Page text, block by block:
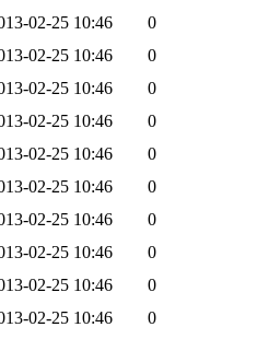
02-25 10:46
0
02-25 10:46
0
02-25 10:46
0
02-25 10:46
0
02-25 10:46
0
02-25 10:46
0
02-25 10:46
0
02-25 10:46
0
02-25 10:46
0
02-25 10:46
0